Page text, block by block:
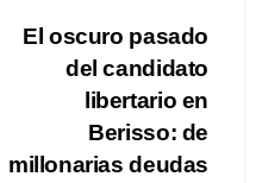
El oscuro pasado
del candidato
libertario en
Berisso: de
millonarias deudas